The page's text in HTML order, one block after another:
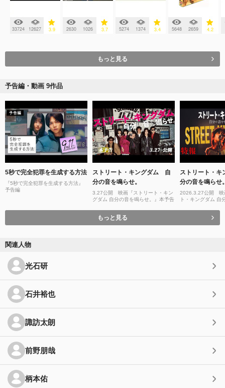
33724 12627 3.9 2630 1026 3.7 5274 1374 3.4 5648 2659 4.2
もっと見る
予告編・動画 9作品
5秒で完全犯罪を生成する方法
『5秒で完全犯罪を生成する方法』
予告編
ストリート・キングダム 自
分の音を鳴らせ。
3.27公開 映画『ストリート・キン
グダム 自分の音を鳴らせ。』本予告
ストリート・
分の音を鳴らせ
2026.3.27公開 映
ト・キングダム 自
もっと見る
関連人物
光石研
石井裕也
諏訪太朗
前野朋哉
柄本佑